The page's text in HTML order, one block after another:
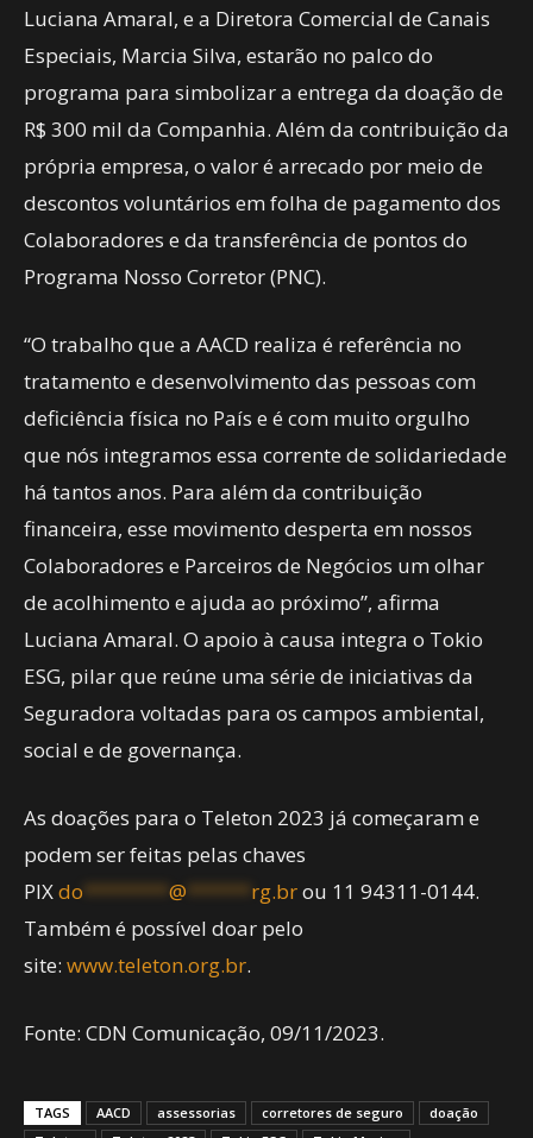
Luciana Amaral, e a Diretora Comercial de Canais
Especiais, Marcia Silva, estarão no palco do
programa para simbolizar a entrega da doação de
R$ 300 mil da Companhia. Além da contribuição da
própria empresa, o valor é arrecado por meio de
descontos voluntários em folha de pagamento dos
Colaboradores e da transferência de pontos do
Programa Nosso Corretor (PNC).
“O trabalho que a AACD realiza é referência no
tratamento e desenvolvimento das pessoas com
deficiência física no País e é com muito orgulho
que nós integramos essa corrente de solidariedade
há tantos anos. Para além da contribuição
financeira, esse movimento desperta em nossos
Colaboradores e Parceiros de Negócios um olhar
de acolhimento e ajuda ao próximo”, afirma
Luciana Amaral. O apoio à causa integra o Tokio
ESG, pilar que reúne uma série de iniciativas da
Seguradora voltadas para os campos ambiental,
social e de governança.
As doações para o Teleton 2023 já começaram e
podem ser feitas pelas chaves
PIXdo ******** @ ****** rg.brou 11 94311-0144.
Também é possível doar pelo
site: www.teleton.org.br.
Fonte: CDN Comunicação, 09/11/2023.
TAGS AACD assessorias corretores de seguro
doação